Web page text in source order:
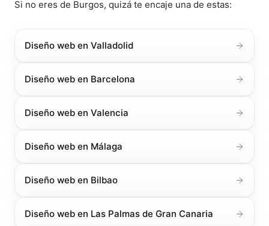
Si no eres de Burgos, quizá te encaje una de estas:
Diseño web en Valladolid
Diseño web en Barcelona
Diseño web en Valencia
Diseño web en Málaga
Diseño web en Bilbao
Diseño web en Las Palmas de Gran Canaria